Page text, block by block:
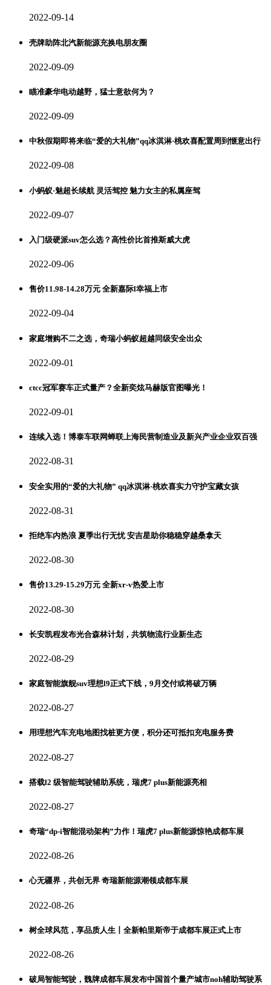
2022-09-14
壳牌助阵北汽新能源充换电朋友圈
2022-09-09
瞄准豪华电动越野，猛士意欲何为？
2022-09-09
中秋假期即将来临“爱的大礼物”qq冰淇淋·桃欢喜配置周到惬意出行
2022-09-08
小蚂蚁·魅超长续航 灵活驾控 魅力女主的私属座驾
2022-09-07
入门级硬派suv怎么选？高性价比首推斯威大虎
2022-09-06
售价11.98-14.28万元 全新嘉际l幸福上市
2022-09-04
家庭增购不二之选，奇瑞小蚂蚁超越同级安全出众
2022-09-01
ctcc冠军赛车正式量产？全新奕炫马赫版官图曝光！
2022-09-01
连续入选！博泰车联网蝉联上海民营制造业及新兴产业企业双百强
2022-08-31
安全实用的“爱的大礼物” qq冰淇淋·桃欢喜实力守护宝藏女孩
2022-08-31
拒绝车内热浪 夏季出行无忧 安吉星助你稳稳穿越桑拿天
2022-08-30
售价13.29-15.29万元 全新xr-v热爱上市
2022-08-30
长安凯程发布光合森林计划，共筑物流行业新生态
2022-08-29
家庭智能旗舰suv理想l9正式下线，9月交付或将破万辆
2022-08-27
用理想汽车充电地图找桩更方便，积分还可抵扣充电服务费
2022-08-27
搭载l2 级智能驾驶辅助系统，瑞虎7 plus新能源亮相
2022-08-27
奇瑞“dp-i智能混动架构”力作！瑞虎7 plus新能源惊艳成都车展
2022-08-26
心无疆界，共创无界 奇瑞新能源潮领成都车展
2022-08-26
树全球风范，享品质人生丨全新帕里斯帝于成都车展正式上市
2022-08-26
破局智能驾驶，魏牌成都车展发布中国首个量产城市noh辅助驾驶系